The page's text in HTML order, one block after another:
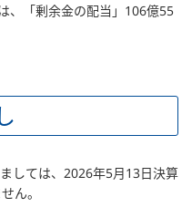
、「剰余金の配当」106億55
しては、2026年5月13日決算
ん。